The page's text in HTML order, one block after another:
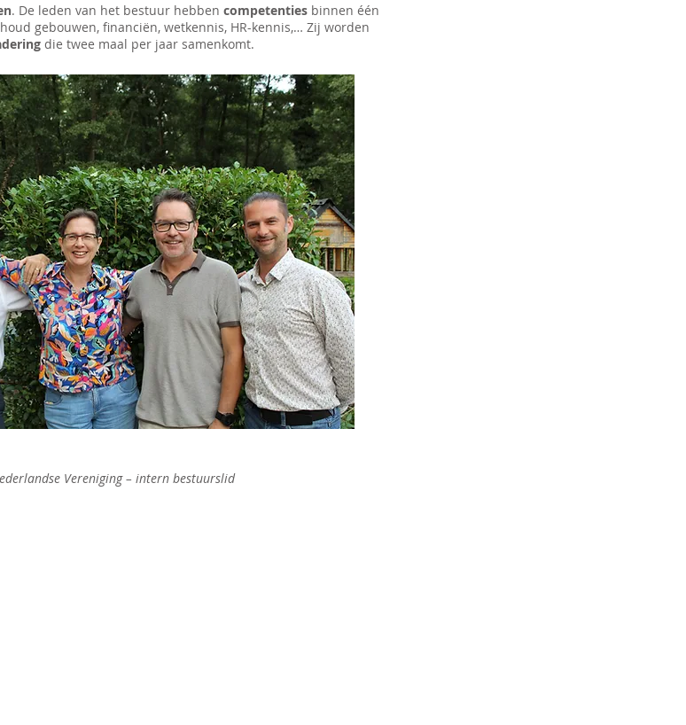
. De leden van het bestuur hebben competenties binnen één
gebouwen, financiën, wetkennis, HR-kennis,… Zij worden
die twee maal per jaar samenkomt.
Vereniging– intern bestuurslid